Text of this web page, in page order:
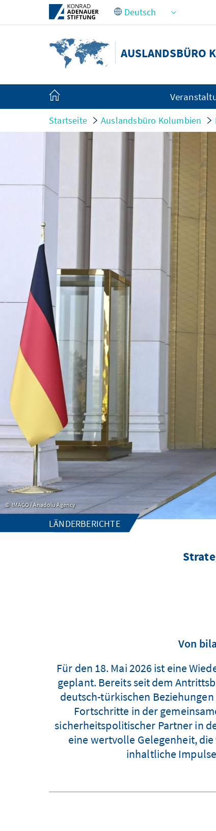
Zum Hauptinhalt springen
AUSLANDSBÜRO
Startseite Auslandsbüro Kolumbien
IMAGO / Anadolu Agency
LÄNDERBERICHTE
Von
Für den 18. Mai 2026 ist eine
geplant. Bereits seit dem
deutsch-türkischen
Fortschritte in der
sicherheitspolitischer Partner in
eine wertvolle Gelegenheit,
inhaltliche